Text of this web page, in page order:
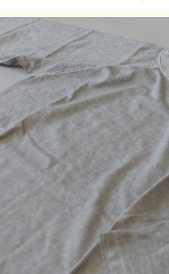
XL
74 56.5
素材:100% Cotton / 5.5 oz Jersey
染色技法:製品染め（反応染め）、製品
※ご購入後、初めの数回は色落ちする
品でのお洗濯をおすすめ致します。
製品染め後に、洗濯、乾燥済みのた
です。着用していくうちに詰まってい
に馴染んでいきます。
※製品染め商品の特性上、一点一点染
ズに若干の誤差がございますので予め
た、独特のユーズド感のある表情、
い目部分のしわ、編み地の筋やムラな
素材の持つ不均一感やラフ感をお楽し
※顔料染めを用いた製品には袖や身頃
る白い線状のものが見られますが、
じるものとなっており製品不良等では